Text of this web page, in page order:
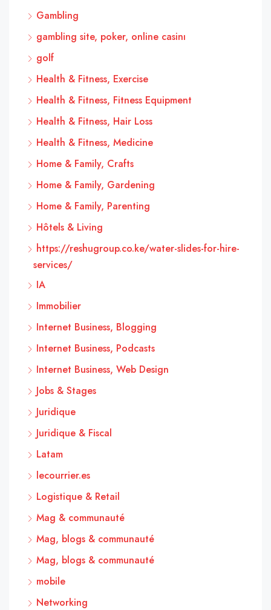
Gambling
gambling site, poker, online casinı
golf
Health & Fitness, Exercise
Health & Fitness, Fitness Equipment
Health & Fitness, Hair Loss
Health & Fitness, Medicine
Home & Family, Crafts
Home & Family, Gardening
Home & Family, Parenting
Hôtels & Living
https://reshugroup.co.ke/water-slides-for-hire-
services/
IA
Immobilier
Internet Business, Blogging
Internet Business, Podcasts
Internet Business, Web Design
Jobs & Stages
Juridique
Juridique & Fiscal
Latam
lecourrier.es
Logistique & Retail
Mag & communauté
Mag, blogs & communauté
Mag, blogs & communauté
mobile
Networking